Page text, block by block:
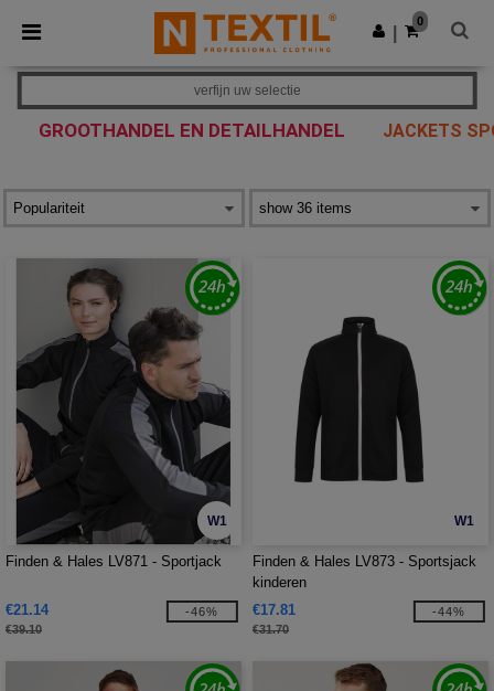
× Ntextil-app
Betere prijzen in de app!
Download app
0
GROOTHANDEL EN DETAILHANDEL JACKETS
verfijn uw selectie
W1
Finden & Hales LV871 - Sportjack
€21.14
€39.10
-46%
W1
Finden & Hales LV873 - Sportsjack
kinderen
€17.81
€31.70
-44%